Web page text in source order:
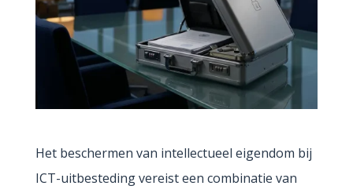
Het beschermen van intellectueel eigendom bij
ICT-uitbesteding vereist een combinatie van